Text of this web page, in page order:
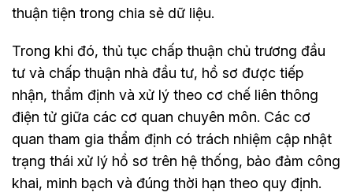
thuận tiện trong chia sẻ dữ liệu.
Trong khi đó, thủ tục chấp thuận chủ trương đầu
tư và chấp thuận nhà đầu tư, hồ sơ được tiếp
nhận, thẩm định và xử lý theo cơ chế liên thông
điện tử giữa các cơ quan chuyên môn. Các cơ
quan tham gia thẩm định có trách nhiệm cập nhật
trạng thái xử lý hồ sơ trên hệ thống, bảo đảm công
khai, minh bạch và đúng thời hạn theo quy định.